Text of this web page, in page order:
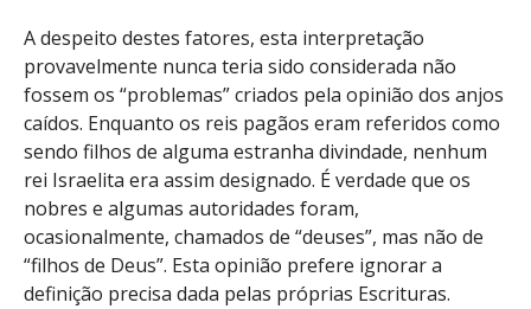
A despeito destes fatores, esta interpretação
provavelmente nunca teria sido considerada não
fossem os “problemas” criados pela opinião dos anjos
caídos. Enquanto os reis pagãos eram referidos como
sendo filhos de alguma estranha divindade, nenhum
rei Israelita era assim designado. É verdade que os
nobres e algumas autoridades foram,
ocasionalmente, chamados de “deuses”, mas não de
“filhos de Deus”. Esta opinião prefere ignorar a
definição precisa dada pelas próprias Escrituras.